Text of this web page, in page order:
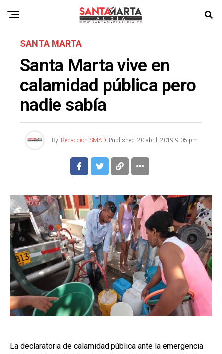
SANTA MARTA
Santa Marta vive en
calamidad pública pero
nadie sabía
By Redacción SMAD Published 20 abril, 2019 9:05 pm
La declaratoria de calamidad pública ante la emergencia